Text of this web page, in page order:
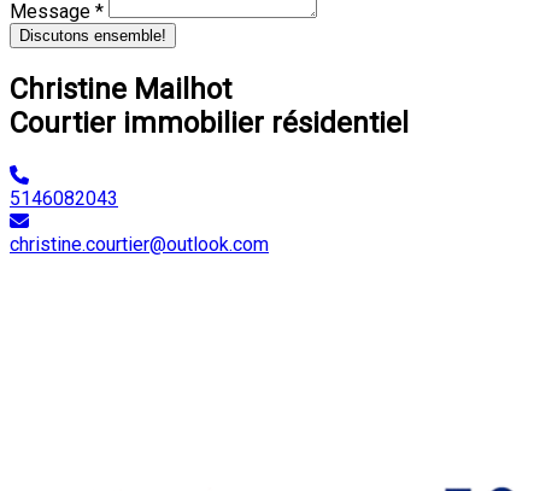
Message *
Discutons ensemble!
Christine Mailhot
Courtier immobilier résidentiel
5146082043
christine.courtier@outlook.com